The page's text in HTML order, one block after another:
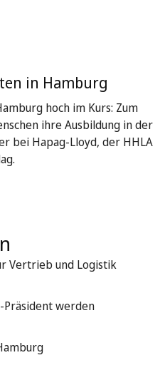
in Hamburg
hoch im Kurs: Zum
ihre Ausbildung in der
bei Hapag-Lloyd, der HHLA
Vertrieb und Logistik
Präsident werden